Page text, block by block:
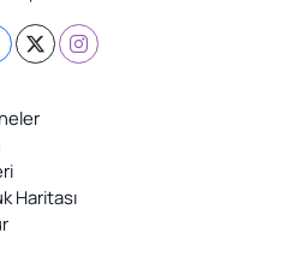
Haritası